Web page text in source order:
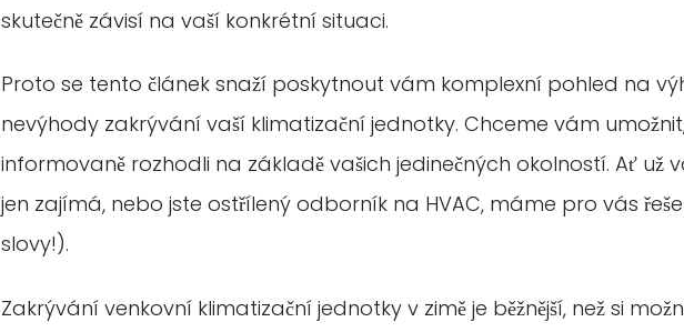
skutečně závisí na vaší konkrétní situaci.
Proto se tento článek snaží poskytnout vám komplexní pohled na
nevýhody zakrývání vaší klimatizační jednotky. Chceme vám
informovaně rozhodli na základě vašich jedinečných okolností. Ať už
jen zajímá, nebo jste ostřílený odborník na HVAC, máme pro vás
slovy!).
Zakrývání venkovní klimatizační jednotky v zimě je běžnější, než si